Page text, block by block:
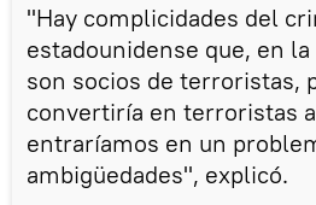
"Hay complicidades del
estadounidense que, en
son socios de terroristas,
convertiría en terroristas
entraríamos en un
ambigüedades", explicó.